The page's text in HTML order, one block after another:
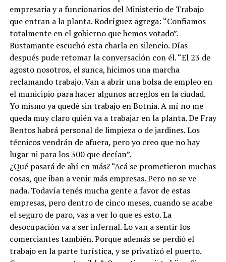
empresaria y a funcionarios del Ministerio de Trabajo
que entran a la planta. Rodríguez agrega: “Confiamos
totalmente en el gobierno que hemos votado”.
Bustamante escuchó esta charla en silencio. Días
después pude retomar la conversación con él. “El 23 de
agosto nosotros, el sunca, hicimos una marcha
reclamando trabajo. Van a abrir una bolsa de empleo en
el municipio para hacer algunos arreglos en la ciudad.
Yo mismo ya quedé sin trabajo en Botnia. A mí no me
queda muy claro quién va a trabajar en la planta. De Fray
Bentos habrá personal de limpieza o de jardines. Los
técnicos vendrán de afuera, pero yo creo que no hay
lugar ni para los 300 que decían”.
¿Qué pasará de ahí en más? “Acá se prometieron muchas
cosas, que iban a venir más empresas. Pero no se ve
nada. Todavía tenés mucha gente a favor de estas
empresas, pero dentro de cinco meses, cuando se acabe
el seguro de paro, vas a ver lo que es esto. La
desocupación va a ser infernal. Lo van a sentir los
comerciantes también. Porque además se perdió el
trabajo en la parte turística, y se privatizó el puerto.